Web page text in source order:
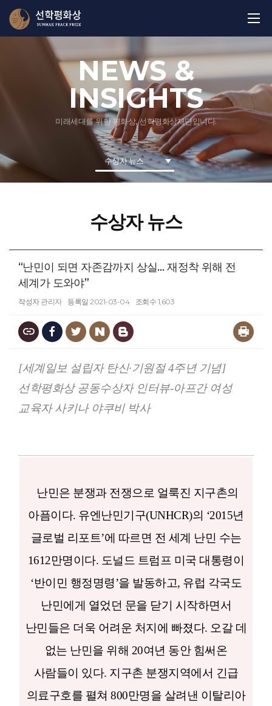
NEWS &
INSIGHTS
미래세대를 위한 평화상, 선학평화상재단입니다.
수상자 뉴스
수상자 뉴스
“난민이 되면 자존감까지 상실… 재정착 위해 전
세계가 도와야”
작성자 관리자 등록일 2021-03-04 조회수 1,603
[세계일보 설립자 탄신·기원절 4주년 기념]
선학평화상 공동수상자 인터뷰-아프간 여성
교육자 사키나 야쿠비 박사
난민은 분쟁과 전쟁으로 얼룩진 지구촌의
아픔이다. 유엔난민기구(UNHCR)의 ‘2015년
글로벌 리포트’에 따르면 전 세계 난민 수는
1612만명이다. 도널드 트럼프 미국 대통령이
‘반이민 행정명령’을 발동하고, 유럽 각국도
난민에게 열었던 문을 닫기 시작하면서
난민들은 더욱 어려운 처지에 빠졌다. 오갈 데
없는 난민을 위해 20여년 동안 힘써온
사람들이 있다. 지구촌 분쟁지역에서 긴급
의료구호를 펼쳐 800만명을 살려낸 이탈리아